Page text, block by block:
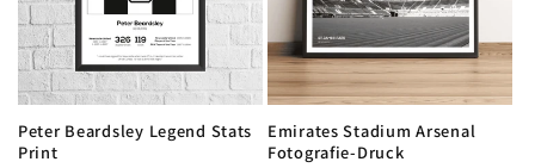
Peter Beardsley Legend Stats
Print
Emirates Stadium Arsenal
Fotografie-Druck